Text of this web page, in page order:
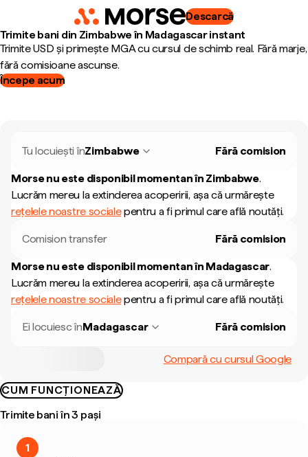
Descarcă
Trimite bani din Zimbabwe în Madagascar instant
Trimite USD și primește MGA cu cursul de schimb real. Fără marje,
fără comisioane ascunse.
Începe acum
Tu locuiești înZimbabwe Fără comision
Morse nu este disponibil momentan în Zimbabwe.
Lucrăm mereu la extinderea acoperirii, așa că urmărește
rețelele noastre socialepentru a fi primul care află noutăți.
Comision transfer Fără comision
Morse nu este disponibil momentan în Madagascar.
Lucrăm mereu la extinderea acoperirii, așa că urmărește
rețelele noastre socialepentru a fi primul care află noutăți.
Ei locuiesc înMadagascar Fără comision
Compară cu cursul Google
CUM FUNCȚIONEAZĂ
Trimite bani în 3 pași
1